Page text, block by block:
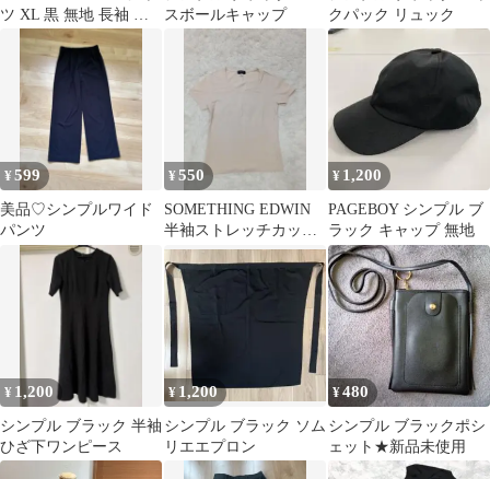
ツ XL 黒 無地 長袖 ビ
ッグサイズ メンズ
スボールキャップ
クパック リュック
¥599
美品♡シンプルワイド
パンツ
¥550
SOMETHING EDWIN
半袖ストレッチカット
ソー ベージュ M シン
プル
¥ 1,200
PAGEBOY シンプル ブ
ラック キャップ 無地
¥ 1,200
シンプル ブラック 半袖
ひざ下ワンピース
¥ 1,200
シンプル ブラック ソム
リエエプロン
¥480
シンプル ブラックポシ
ェット★新品未使用